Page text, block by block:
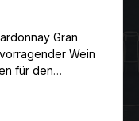
Gran
Wein
für den
Frucht ist dabei